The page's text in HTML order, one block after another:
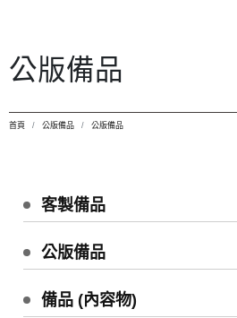
公版備品
首頁 公版備品 公版備品
客製備品
公版備品
備品 (內容物)